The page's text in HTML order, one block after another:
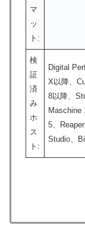
マ
ッ
ト:
検
証
済
み
ホ
ス
ト:
Digital
X以降、
8以降、
Maschine
5、
Studio、